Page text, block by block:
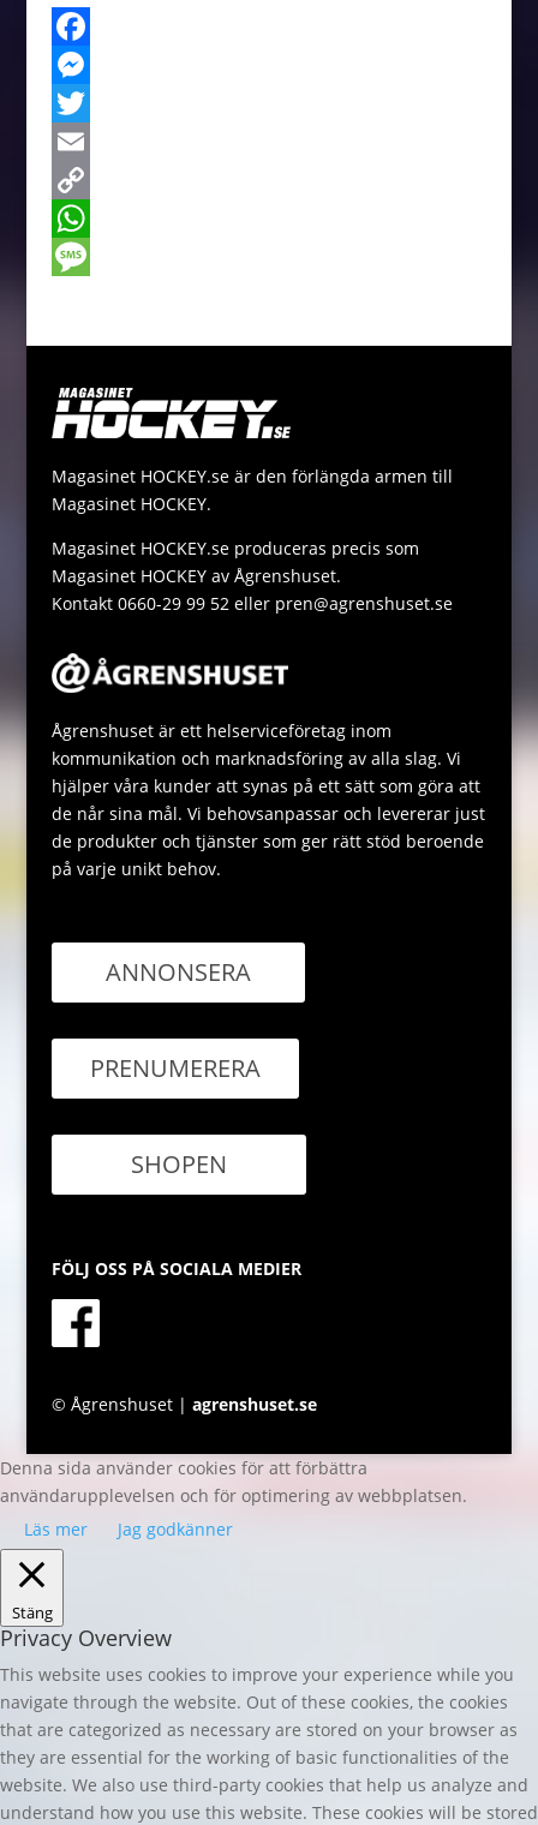
F
a
c
e
b
o
M
e
s
s
e
r
T
w
t
E
m
a
C
o
i
k
W
s
p
s
g
Magasinet HOCKEY.se är den förlängda armen till
Magasinet HOCKEY.
Magasinet HOCKEY.se produceras precis som
Magasinet HOCKEY av Ågrenshuset.
Kontakt 0660-29 99 52 eller pren@agrenshuset.se
Ågrenshuset är ett helserviceföretag inom
kommunikation och marknadsföring av alla slag. Vi
hjälper våra kunder att synas på ett sätt som göra att
de når sina mål. Vi behovsanpassar och levererar just
de produkter och tjänster som ger rätt stöd beroende
på varje unikt behov.
ANNONSERA
PRENUMERERA
SHOPEN
FÖLJ OSS PÅ SOCIALA MEDIER
© Ågrenshuset | agrenshuset.se
Denna sida använder cookies för att förbättra
användarupplevelsen och för optimering av webbplatsen.
Läs mer
Jag godkänner
Stäng
Privacy Overview
This website uses cookies to improve your experience while you
navigate through the website. Out of these cookies, the cookies
that are categorized as necessary are stored on your browser as
they are essential for the working of basic functionalities of the
website. We also use third-party cookies that help us analyze and
understand how you use this website. These cookies will be stored